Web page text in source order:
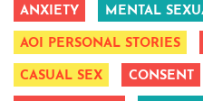
ANXIETY MENTAL
AOI PERSONAL STORIES
CASUAL SEX CONSENT